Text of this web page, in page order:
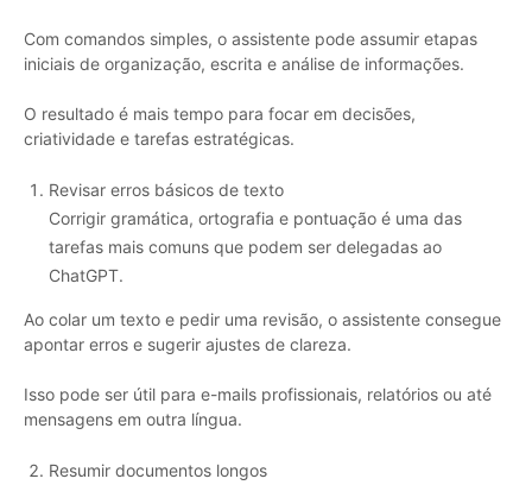
Com comandos simples, o assistente pode assumir etapas
iniciais de organização, escrita e análise de informações.
O resultado é mais tempo para focar em decisões,
criatividade e tarefas estratégicas.
Revisar erros básicos de texto
Corrigir gramática, ortografia e pontuação é uma das
tarefas mais comuns que podem ser delegadas ao
ChatGPT.
Ao colar um texto e pedir uma revisão, o assistente consegue
apontar erros e sugerir ajustes de clareza.
Isso pode ser útil para e-mails profissionais, relatórios ou até
mensagens em outra língua.
Resumir documentos longos